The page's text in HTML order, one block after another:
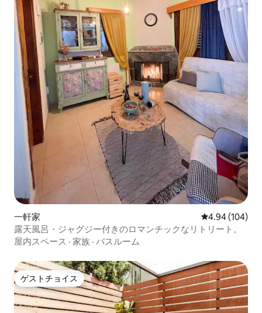
一軒家 レビュー104
4.94 (104)
露天風呂・ジャグジー付きのロマンチックなリトリート。
屋内スペース · 家族 · バスルーム
ゲストチョイス
ゲストチョイス